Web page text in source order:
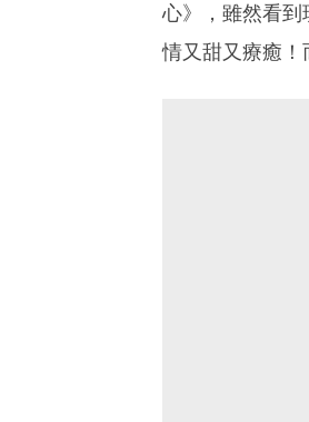
心》，雖然看到
情又甜又療癒！